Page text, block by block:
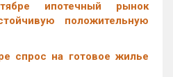
ипотечный рынок
положительную
спрос на готовое жилье